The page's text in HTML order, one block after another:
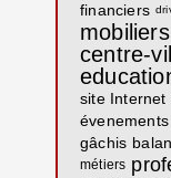
financiers
mobiliers
centre-
site Internet
évenements
gâchis
métiers